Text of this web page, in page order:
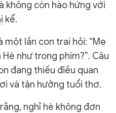
không còn hào hứng với
kể.
một lần con trai hỏi: “Mẹ
như trong phim?”. Câu
đang thiếu điều quan
và tận hưởng tuổi thơ.
nghỉ hè không đơn